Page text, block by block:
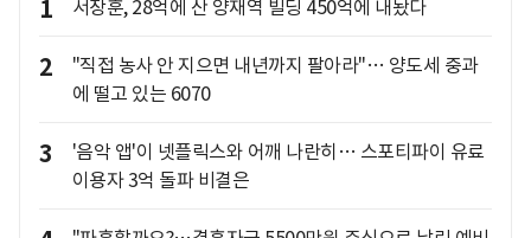
1 서장훈, 28억에 산 양재역 빌딩 450억에 내놨다
2
"직접 농사 안 지으면 내년까지 팔아라"… 양도세 중과
에 떨고 있는 6070
3
'음악 앱'이 넷플릭스와 어깨 나란히… 스포티파이 유료
이용자 3억 돌파 비결은